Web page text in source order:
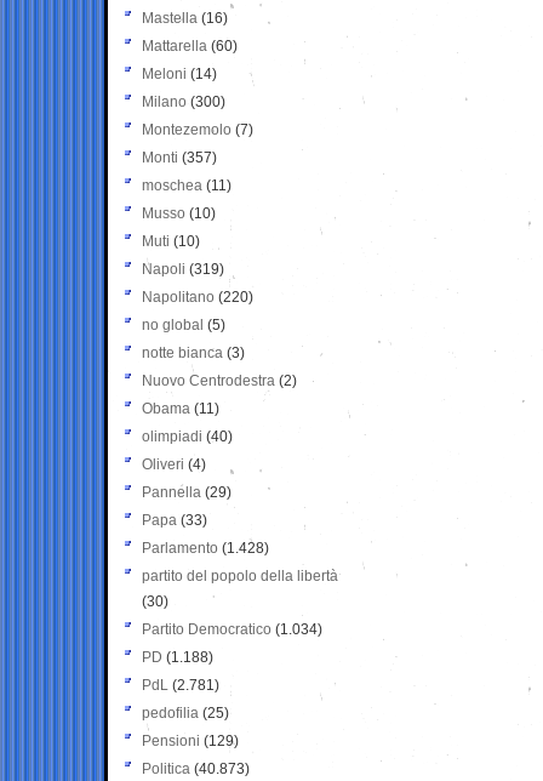
Mastella (16)
Mattarella (60)
Meloni (14)
Milano (300)
Montezemolo (7)
Monti (357)
moschea (11)
Musso (10)
Muti (10)
Napoli (319)
Napolitano (220)
no global (5)
notte bianca (3)
Nuovo Centrodestra (2)
Obama (11)
olimpiadi (40)
Oliveri (4)
Pannella (29)
Papa (33)
Parlamento (1.428)
partito del popolo della libertà
(30)
Partito Democratico (1.034)
PD (1.188)
PdL (2.781)
pedofilia (25)
Pensioni (129)
Politica (40.873)